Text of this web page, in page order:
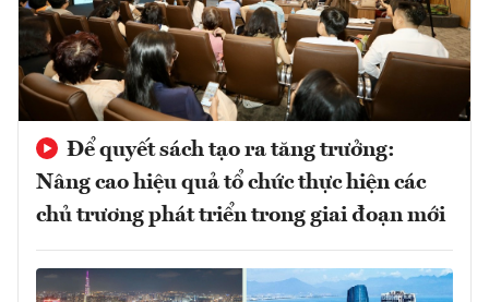
Để quyết sách tạo ra tăng trưởng:
Nâng cao hiệu quả tổ chức thực hiện các
chủ trương phát triển trong giai đoạn mới